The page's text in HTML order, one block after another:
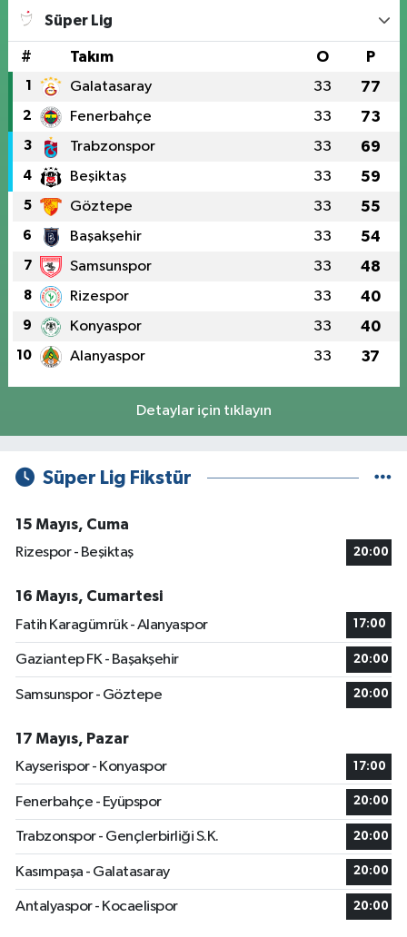
Süper Lig
# Takım O P
1 Galatasaray 33 77
2 Fenerbahçe 33 73
3 Trabzonspor 33 69
4 Beşiktaş 33 59
5 Göztepe 33 55
6 Başakşehir 33 54
7 Samsunspor 33 48
8 Rizespor 33 40
9 Konyaspor 33 40
10 Alanyaspor 33 37
Detaylar için tıklayın
Süper Lig Fikstür
15 Mayıs, Cuma
Rizespor - Beşiktaş
20:00
16 Mayıs, Cumartesi
Fatih Karagümrük - Alanyaspor
17:00
Gaziantep FK - Başakşehir 20:00
Samsunspor - Göztepe 20:00
17 Mayıs, Pazar
Kayserispor - Konyaspor
17:00
Fenerbahçe - Eyüpspor 20:00
Trabzonspor - Gençlerbirliği S.K. 20:00
Kasımpaşa - Galatasaray 20:00
Antalyaspor - Kocaelispor 20:00